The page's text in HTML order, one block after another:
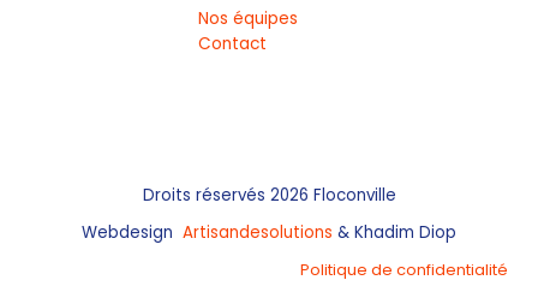
Nos équipes
Contact
Droits réservés 2026 Floconville
Webdesign Artisandesolutions & Khadim Diop
Politique de confidentialité